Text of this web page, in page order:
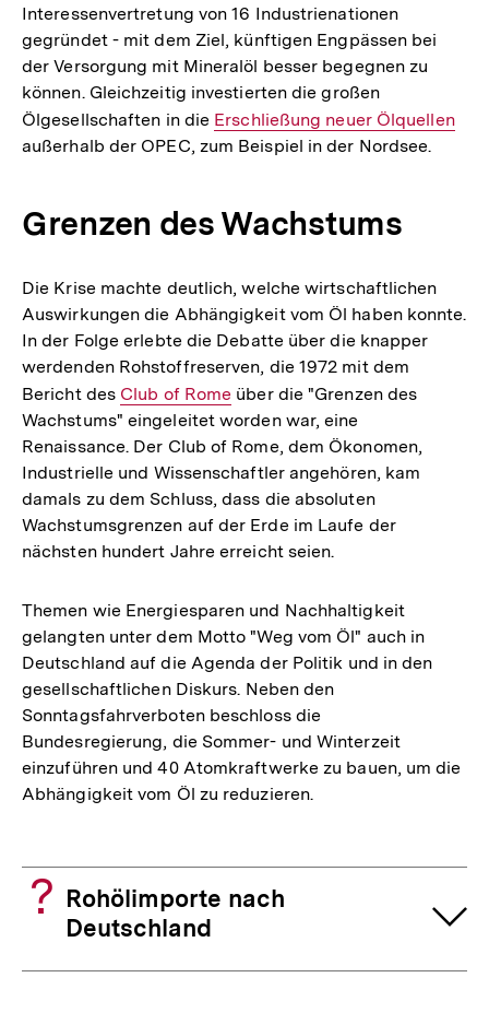
Interessenvertretung von 16 Industrienationen
gegründet - mit dem Ziel, künftigen Engpässen bei
der Versorgung mit Mineralöl besser begegnen zu
können. Gleichzeitig investierten die großen
Ölgesellschaften in die Interner
Link:
Erschließung neuer Ölquellen
außerhalb der OPEC, zum Beispiel in der Nordsee.
Grenzen des Wachstums
Die Krise machte deutlich, welche wirtschaftlichen
Auswirkungen die Abhängigkeit vom Öl haben konnte.
In der Folge erlebte die Debatte über die knapper
werdenden Rohstoffreserven, die 1972 mit dem
Bericht des Interner
Link:
Club of Rome über die "Grenzen des
Wachstums" eingeleitet worden war, eine
Renaissance. Der Club of Rome, dem Ökonomen,
Industrielle und Wissenschaftler angehören, kam
damals zu dem Schluss, dass die absoluten
Wachstumsgrenzen auf der Erde im Laufe der
nächsten hundert Jahre erreicht seien.
Themen wie Energiesparen und Nachhaltigkeit
gelangten unter dem Motto "Weg vom Öl" auch in
Deutschland auf die Agenda der Politik und in den
gesellschaftlichen Diskurs. Neben den
Sonntagsfahrverboten beschloss die
Bundesregierung, die Sommer- und Winterzeit
einzuführen und 40 Atomkraftwerke zu bauen, um die
Abhängigkeit vom Öl zu reduzieren.
Rohölimporte nach
Deutschland